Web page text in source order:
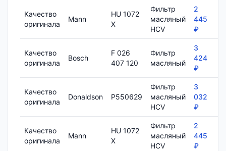
Качество
оригинала
Mann
HU 1072
X
Фильтр
масляный
HCV
2
445
₽
Качество
оригинала
Bosch
F 026
407 120
Фильтр
масляный
3
424
₽
Качество
оригинала
Donaldson P550629
Фильтр
масляный
HCV
3
032
₽
Качество
оригинала
Mann
HU 1072
X
Фильтр
масляный
HCV
2
445
₽